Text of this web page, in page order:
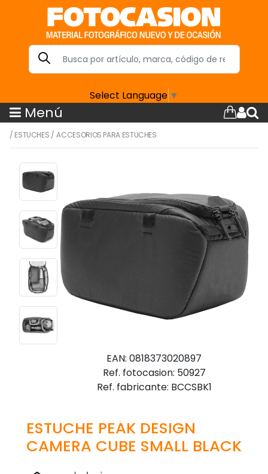
Select Language ▼
Menú
/ ESTUCHES /ACCESORIOS PARA ESTUCHES
EAN: 0818373020897
Ref. fotocasion: 50927
Ref. fabricante: BCCSBK1
ESTUCHE PEAK DESIGN
CAMERA CUBE SMALL BLACK